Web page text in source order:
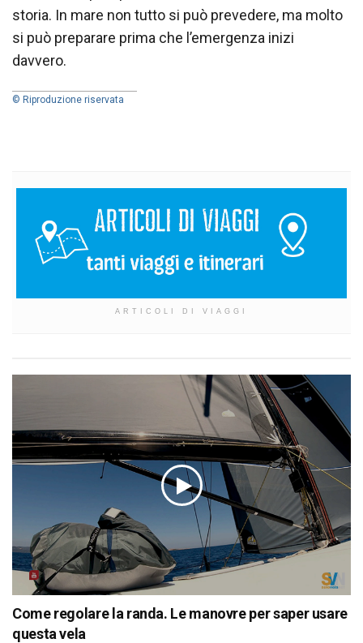
storia. In mare non tutto si può prevedere, ma molto
si può preparare prima che l’emergenza inizi
davvero.
© Riproduzione riservata
ARTICOLI DI VIAGGI
Come regolare la randa. Le manovre per saper usare
questa vela